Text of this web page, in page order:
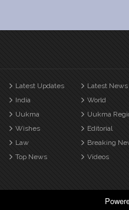
Latest Updates Latest News
India World
Uukma Uukma
Wishes Editorial
Law Breaking
Top News Videos